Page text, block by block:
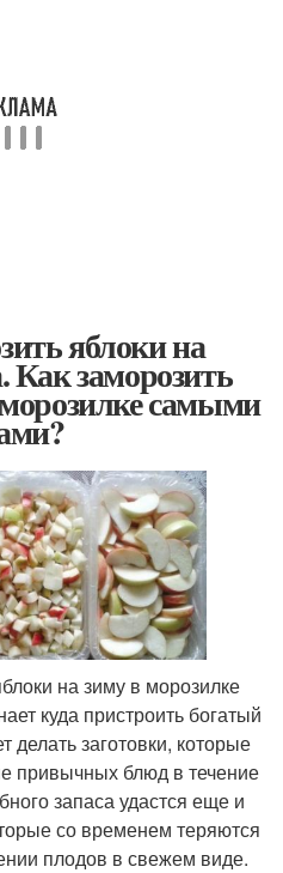
яблоки на
Как заморозить
самыми
на зиму в морозилке
куда пристроить богатый
делать заготовки, которые
привычных блюд в течение
запаса удастся еще и
со временем теряются
плодов в свежем виде.